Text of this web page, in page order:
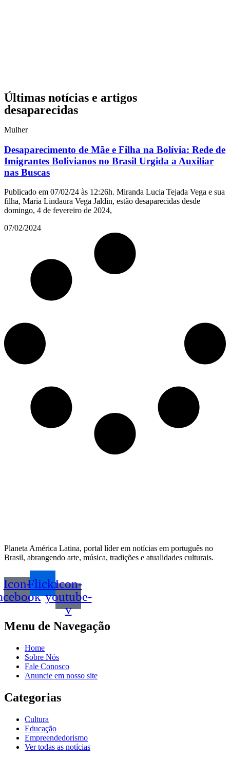
Últimas notícias e artigos
desaparecidas
Mulher
Desaparecimento de Mãe e Filha na Bolívia: Rede de
Imigrantes Bolivianos no Brasil Urgida a Auxiliar
nas Buscas
Publicado em 07/02/24 às 12:26h. Miranda Lucia Tejada Vega e sua
filha, Maria Lindaura Vega Jaldin, estão desaparecidas desde
domingo, 4 de fevereiro de 2024,
07/02/2024
Planeta América Latina, portal líder em notícias em português no
Brasil, abrangendo arte, música, tradições e atualidades culturais.
Icon-FlickrIcon-
youtube-
v
Menu de Navegação
Home
Sobre Nós
Fale Conosco
Anuncie em nosso site
Categorias
Cultura
Educação
Empreendedorismo
Ver todas as notícias